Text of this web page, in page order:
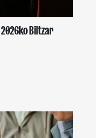
Biltzar